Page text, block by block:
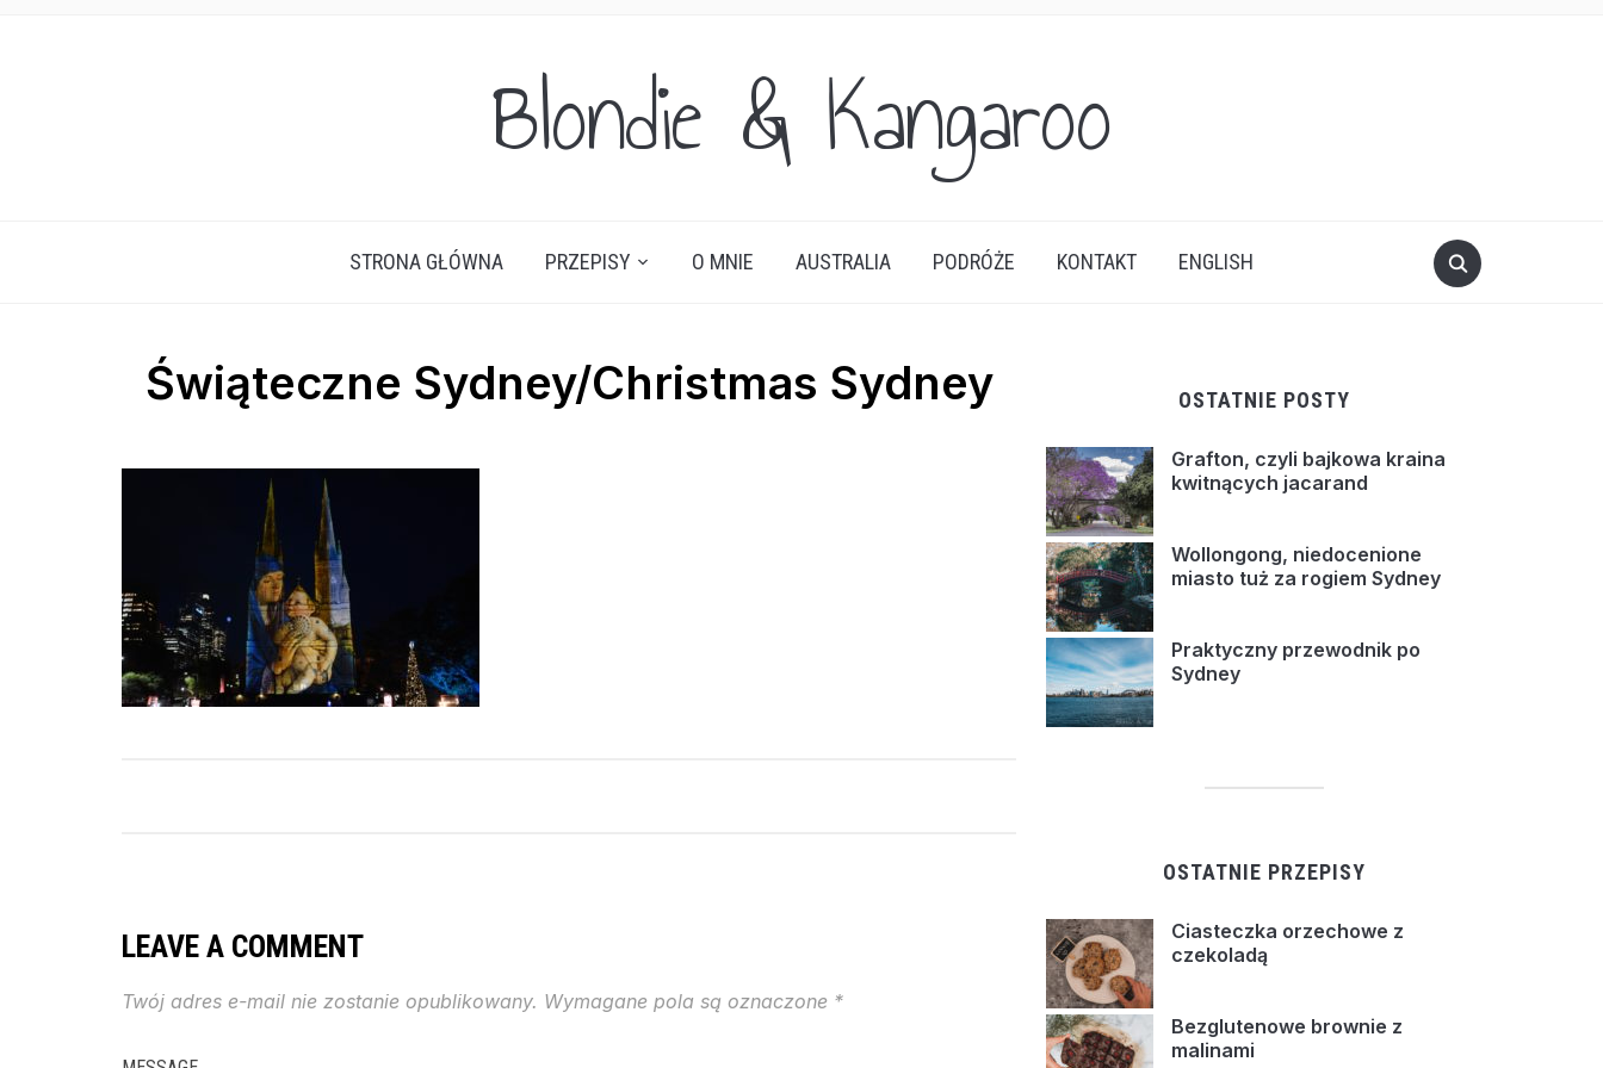
Blondie & Kangaroo
STRONA GŁÓWNA PRZEPISY O MNIE AUSTRALIA PODRÓŻE KONTAKT ENGLISH
Świąteczne Sydney/Christmas Sydney
LEAVE A COMMENT
Twój adres e-mail nie zostanie opublikowany. Wymagane pola są oznaczone *
OSTATNIE POSTY
Grafton, czyli bajkowa kraina
kwitnących jacarand
Wollongong, niedocenione
miasto tuż za rogiem Sydney
Praktyczny przewodnik po
Sydney
OSTATNIE PRZEPISY
Ciasteczka orzechowe z
czekoladą
Bezglutenowe brownie z
malinami